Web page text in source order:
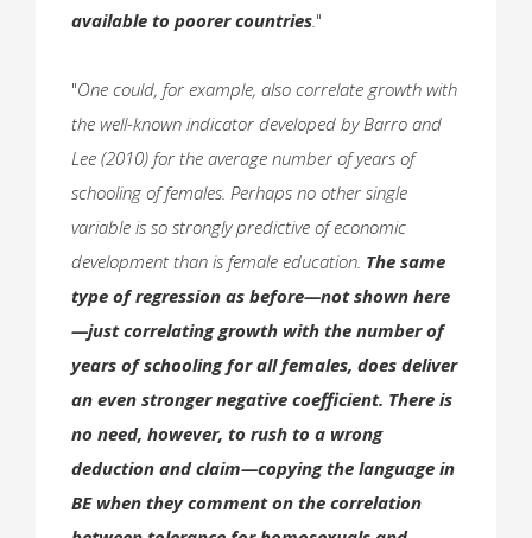
available to poorer countries "
"One could, for example, also correlate growth with
the well-known indicator developed by Barro and
Lee (2010) for the average number of years of
schooling of females. Perhaps no other single
variable is so strongly predictive of economic
development than is female education. The same
type of regression as before—not shown here
—just correlating growth with the number of
years of schooling for all females, does deliver
an even stronger negative coefficient. There is
no need, however, to rush to a wrong
deduction and claim—copying the language in
BE when they comment on the correlation